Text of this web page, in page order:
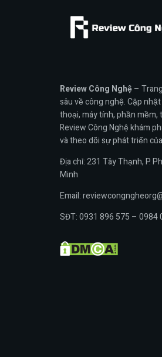
Review Công Nghệ–
sâu về công nghệ. Cập
thoại, máy tính, phần
Review Công Nghệ khám
và theo dõi sự phát triển
Địa chỉ: 231 Tây Thạnh, P.
Minh
Email:
SĐT: 0931 896 575 – 0984